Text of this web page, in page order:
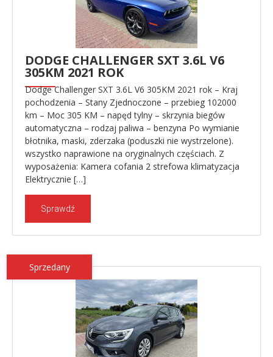
DODGE CHALLENGER SXT 3.6L V6
305KM 2021 ROK
Dodge Challenger SXT 3.6L V6 305KM 2021 rok – Kraj
pochodzenia – Stany Zjednoczone – przebieg 102000
km – Moc 305 KM – napęd tylny – skrzynia biegów
automatyczna – rodzaj paliwa – benzyna Po wymianie
błotnika, maski, zderzaka (poduszki nie wystrzelone).
wszystko naprawione na oryginalnych częściach. Z
wyposażenia: Kamera cofania 2 strefowa klimatyzacja
Elektrycznie […]
Sprawdź
Sprzedany